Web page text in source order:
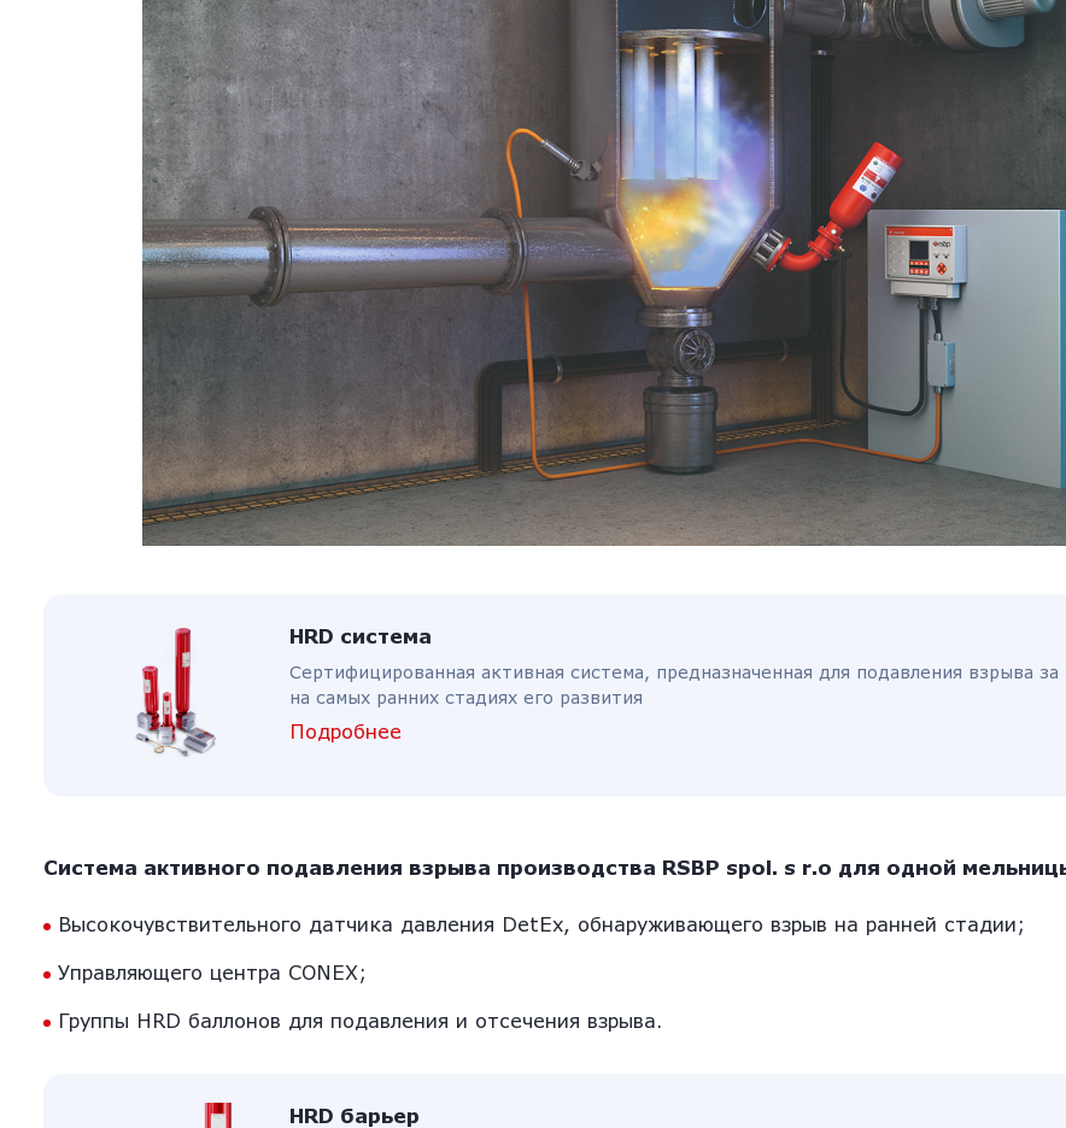
HRD система
Cертифицированная активная система, предназначенная для подавления взрыва
на самых ранних стадиях его развития
Подробнее
Система активного подавления взрыва производства RSBP spol. s r.o для одной
Высокочувствительного датчика давления DetEx, обнаруживающего взрыв на ранней стадии;
Управляющего центра CONEX;
Группы HRD баллонов для подавления и отсечения взрыва.
HRD барьер